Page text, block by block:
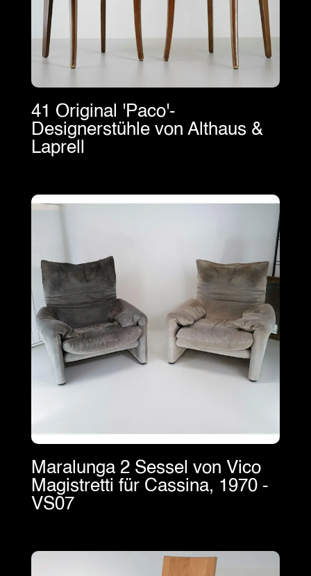
41 Original 'Paco'-
Designerstühle von Althaus &
Laprell
Maralunga 2 Sessel von Vico
Magistretti für Cassina, 1970 -
VS07